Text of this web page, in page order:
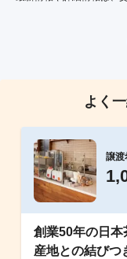
よく
譲渡
創業50年の日本
産地との結びつ